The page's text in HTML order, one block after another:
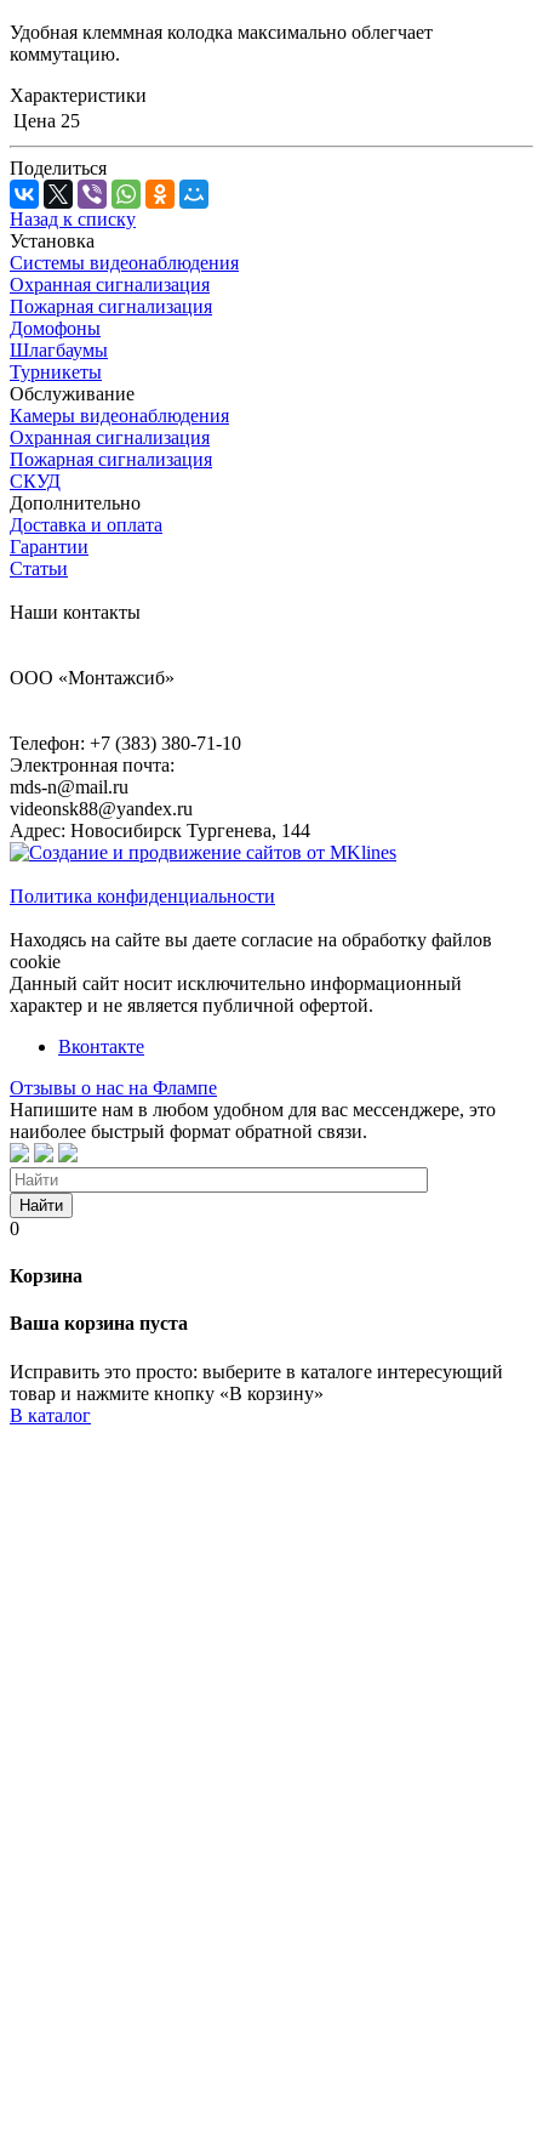
Удобная клеммная колодка максимально облегчает
коммутацию.
Характеристики
Цена 25
Поделиться
Назад к списку
Установка
Системы видеонаблюдения
Охранная сигнализация
Пожарная сигнализация
Домофоны
Шлагбаумы
Турникеты
Обслуживание
Камеры видеонаблюдения
Охранная сигнализация
Пожарная сигнализация
СКУД
Дополнительно
Доставка и оплата
Гарантии
Статьи
Наши контакты
ООО «Монтажсиб»
Телефон: +7 (383) 380-71-10
Электронная почта:
mds-n@mail.ru
videonsk88@yandex.ru
Адрес: Новосибирск Тургенева, 144
Политика конфиденциальности
Находясь на сайте вы даете согласие на обработку файлов
cookie
Данный сайт носит исключительно информационный
характер и не является публичной офертой.
Вконтакте
Отзывы о нас на Флампе
Напишите нам в любом удобном для вас мессенджере, это
наиболее быстрый формат обратной связи.
Найти
0
Корзина
Ваша корзина пуста
Исправить это просто: выберите в каталоге интересующий
товар и нажмите кнопку «В корзину»
В каталог